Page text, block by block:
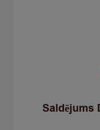
Saldējums